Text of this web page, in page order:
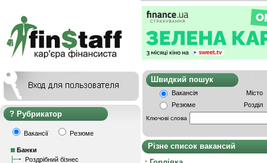
Рубрикатор
Вакансії Резюме
Банки
Роздрібний бізнес
Швидкий
Вакансія
Місто
Резюме
Розділ
Ключові слова
Різне список вакансий